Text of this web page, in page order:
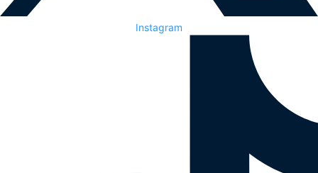
Instagram